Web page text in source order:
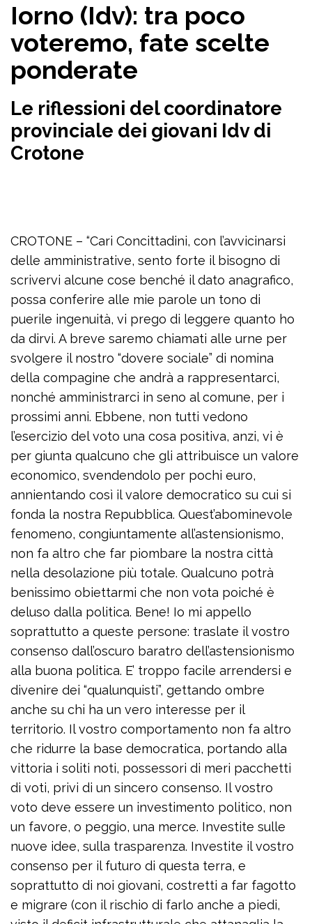
Iorno (Idv): tra poco
voteremo, fate scelte
ponderate
Le riflessioni del coordinatore
provinciale dei giovani Idv di
Crotone
CROTONE – “Cari Concittadini, con l’avvicinarsi
delle amministrative, sento forte il bisogno di
scrivervi alcune cose benché il dato anagrafico,
possa conferire alle mie parole un tono di
puerile ingenuità, vi prego di leggere quanto ho
da dirvi. A breve saremo chiamati alle urne per
svolgere il nostro “dovere sociale” di nomina
della compagine che andrà a rappresentarci,
nonché amministrarci in seno al comune, per i
prossimi anni. Ebbene, non tutti vedono
l’esercizio del voto una cosa positiva, anzi, vi è
per giunta qualcuno che gli attribuisce un valore
economico, svendendolo per pochi euro,
annientando così il valore democratico su cui si
fonda la nostra Repubblica. Quest’abominevole
fenomeno, congiuntamente all’astensionismo,
non fa altro che far piombare la nostra città
nella desolazione più totale. Qualcuno potrà
benissimo obiettarmi che non vota poiché è
deluso dalla politica. Bene! Io mi appello
soprattutto a queste persone: traslate il vostro
consenso dall’oscuro baratro dell’astensionismo
alla buona politica. E’ troppo facile arrendersi e
divenire dei “qualunquisti”, gettando ombre
anche su chi ha un vero interesse per il
territorio. Il vostro comportamento non fa altro
che ridurre la base democratica, portando alla
vittoria i soliti noti, possessori di meri pacchetti
di voti, privi di un sincero consenso. Il vostro
voto deve essere un investimento politico, non
un favore, o peggio, una merce. Investite sulle
nuove idee, sulla trasparenza. Investite il vostro
consenso per il futuro di questa terra, e
soprattutto di noi giovani, costretti a far fagotto
e migrare (con il rischio di farlo anche a piedi,